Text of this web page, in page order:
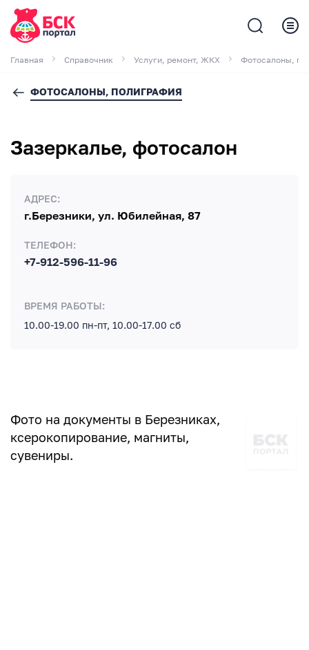
Главная Справочник Услуги, ремонт, ЖКХ Фотосалоны,
ФОТОСАЛОНЫ, ПОЛИГРАФИЯ
Зазеркалье, фотосалон
АДРЕС:
г.Березники, ул. Юбилейная, 87
ТЕЛЕФОН:
+7-912-596-11-96
ВРЕМЯ РАБОТЫ:
10.00-19.00 пн-пт, 10.00-17.00 сб
Фото на документы в Березниках,
ксерокопирование, магниты,
сувениры.